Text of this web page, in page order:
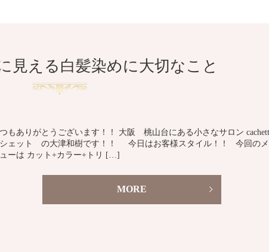
見える白髪染めに大切なこと
もありがとうございます！！ 大阪 桃山台にある小さなサロン
ェット の大津和樹です！！ 今日はお客様スタイル！！ 今回のメ
ーは カット+カラー+トリ […]
MORE